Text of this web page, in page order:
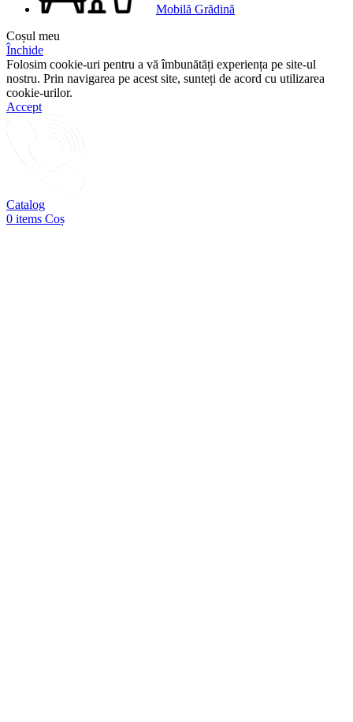
Mobilă Grădină
Coșul meu
Închide
Folosim cookie-uri pentru a vă îmbunătăți experiența pe site-ul
nostru. Prin navigarea pe acest site, sunteți de acord cu utilizarea
cookie-urilor.
Accept
Catalog
0 items Coș